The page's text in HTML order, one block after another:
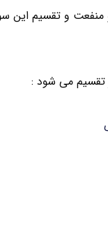
و تقسیم این
می شود :